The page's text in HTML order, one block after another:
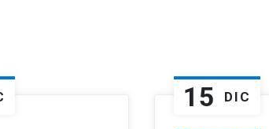
15 DIC